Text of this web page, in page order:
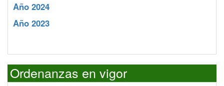
Año 2024
Año 2023
Ordenanzas en vigor